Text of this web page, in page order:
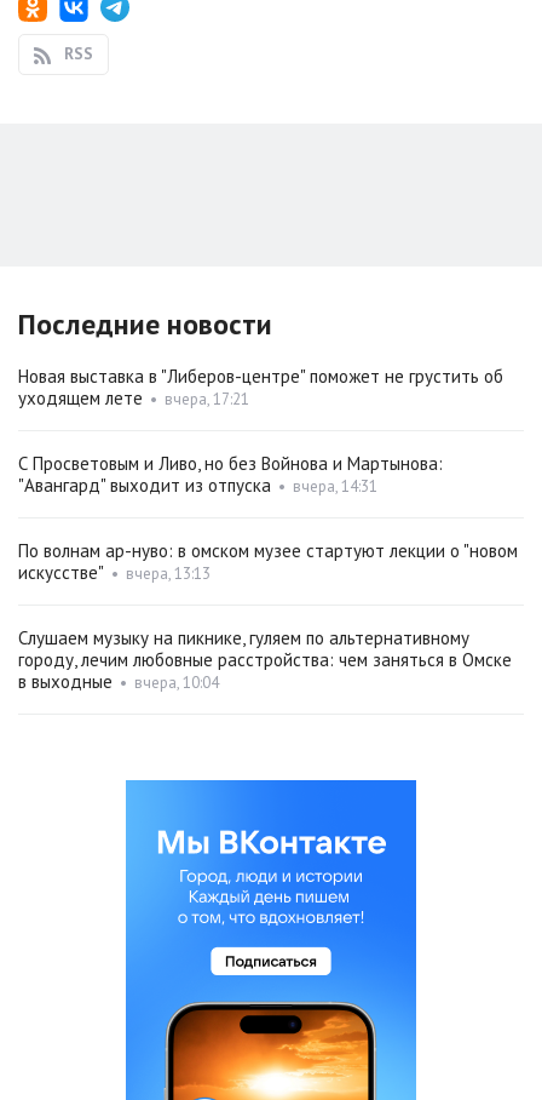
RSS
Последние новости
Новая выставка в "Либеров-центре" поможет не грустить об
уходящем лете • вчера, 17:21
С Просветовым и Ливо, но без Войнова и Мартынова:
"Авангард" выходит из отпуска • вчера, 14:31
По волнам ар-нуво: в омском музее стартуют лекции о "новом
искусстве" • вчера, 13:13
Слушаем музыку на пикнике, гуляем по альтернативному
городу, лечим любовные расстройства: чем заняться в Омске
в выходные • вчера, 10:04